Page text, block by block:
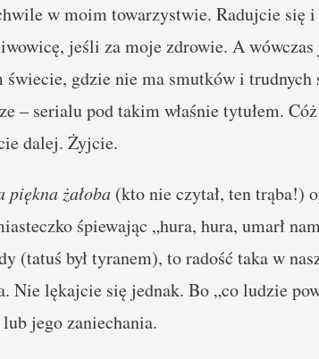
w moim towarzystwie. Radujcie
jeśli za moje zdrowie. A wówczas
gdzie nie ma smutków i trudnych
– serialu pod takim właśnie tytułem.
dalej. Żyjcie.
piękna żałoba (kto nie czytał, ten trąba!)
śpiewając „hura, hura, umarł
(tatuś był tyranem), to radość taka w
Nie lękajcie się jednak. Bo „co ludzie
jego zaniechania.